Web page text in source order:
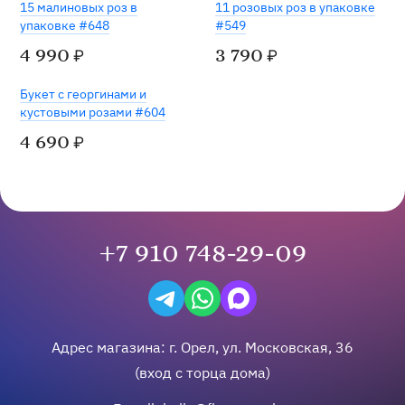
15 малиновых роз в
упаковке #648
4 990 ₽
11 розовых роз в упаковке
#549
3 790 ₽
Букет с георгинами и
кустовыми розами #604
4 690 ₽
+7 910 748-29-09
Написать в Telegram
Написать на WhatsApp
Написать в Max
Адрес магазина: г. Орел, ул. Московская, 36
(вход с торца дома)